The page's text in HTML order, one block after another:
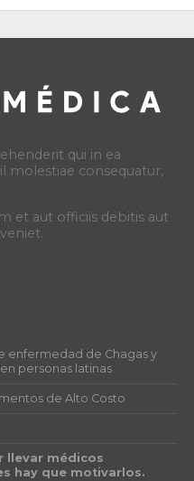
qui in ea
molestiae consequatur,
et aut officiis debitis aut
enfermedad de Chagas y
personas latinas
de Alto Costo
llevar médicos
hay que motivarlos.